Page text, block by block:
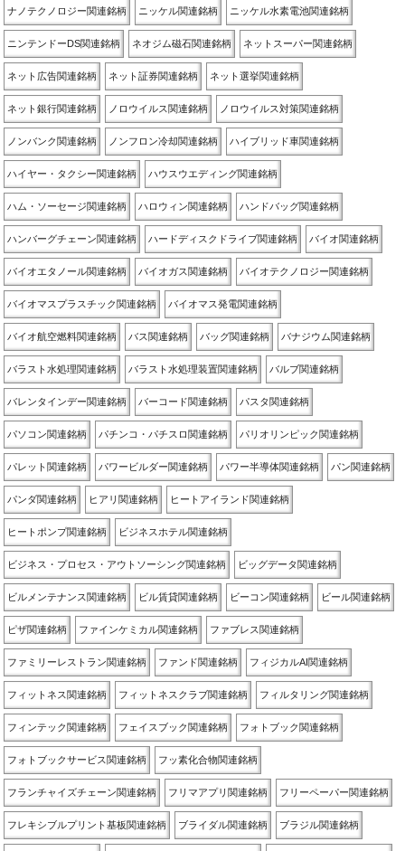
ナノテクノロジー関連銘柄 ニッケル関連銘柄 ニッケル水素電池関連銘柄
ニンテンドーDS関連銘柄 ネオジム磁石関連銘柄 ネットスーパー関連銘柄
ネット広告関連銘柄 ネット証券関連銘柄 ネット選挙関連銘柄
ネット銀行関連銘柄 ノロウイルス関連銘柄 ノロウイルス対策関連銘柄
ノンバンク関連銘柄 ノンフロン冷却関連銘柄 ハイブリッド車関連銘柄
ハイヤー・タクシー関連銘柄 ハウスウエディング関連銘柄
ハム・ソーセージ関連銘柄 ハロウィン関連銘柄 ハンドバッグ関連銘柄
ハンバーグチェーン関連銘柄 ハードディスクドライブ関連銘柄 バイオ関連銘柄
バイオエタノール関連銘柄 バイオガス関連銘柄 バイオテクノロジー関連銘柄
バイオマスプラスチック関連銘柄 バイオマス発電関連銘柄
バイオ航空燃料関連銘柄 バス関連銘柄 バッグ関連銘柄 バナジウム関連銘柄
バラスト水処理関連銘柄 バラスト水処理装置関連銘柄 バルブ関連銘柄
バレンタインデー関連銘柄 バーコード関連銘柄 パスタ関連銘柄
パソコン関連銘柄 パチンコ・パチスロ関連銘柄 パリオリンピック関連銘柄
パレット関連銘柄 パワービルダー関連銘柄 パワー半導体関連銘柄 パン関連銘柄
パンダ関連銘柄 ヒアリ関連銘柄 ヒートアイランド関連銘柄
ヒートポンプ関連銘柄 ビジネスホテル関連銘柄
ビジネス・プロセス・アウトソーシング関連銘柄 ビッグデータ関連銘柄
ビルメンテナンス関連銘柄 ビル賃貸関連銘柄 ビーコン関連銘柄 ビール関連銘柄
ピザ関連銘柄 ファインケミカル関連銘柄 ファブレス関連銘柄
ファミリーレストラン関連銘柄 ファンド関連銘柄 フィジカルAI関連銘柄
フィットネス関連銘柄 フィットネスクラブ関連銘柄 フィルタリング関連銘柄
フィンテック関連銘柄 フェイスブック関連銘柄 フォトブック関連銘柄
フォトブックサービス関連銘柄 フッ素化合物関連銘柄
フランチャイズチェーン関連銘柄 フリマアプリ関連銘柄 フリーペーパー関連銘柄
フレキシブルプリント基板関連銘柄 ブライダル関連銘柄 ブラジル関連銘柄